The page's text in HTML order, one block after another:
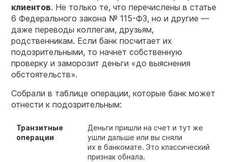
клиентов. Не только те, что перечислены в статье
6 Федерального закона № 115-ФЗ, но и другие —
даже переводы коллегам, друзьям,
родственникам. Если банк посчитает их
подозрительными, то начнет собственную
проверку и заморозит деньги «до выяснения
обстоятельств».
Собрали в таблице операции, которые банк может
отнести к подозрительным:
Транзитные
операции
Деньги пришли на счет и тут же
ушли дальше или вы сняли
их в банкомате. Это классический
признак обнала.